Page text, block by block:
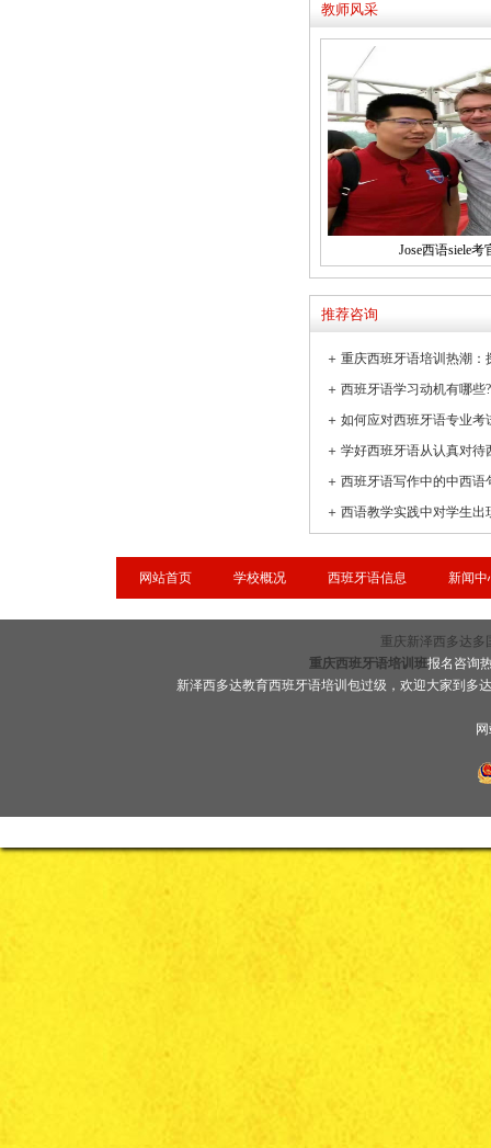
教师风采
Jose西语siele考
推荐咨询
＋
＋
＋ 如何应对西班牙语专业考
＋ 学好西班牙语从认真对待
＋ 西班牙语写作中的中西语
＋
网站首页 学校概况 西班牙语信息 新闻中
重庆新泽西多达多
重庆西班牙语培训班报名咨询
新泽西多达教育西班牙语培训包过级，欢迎大家到多